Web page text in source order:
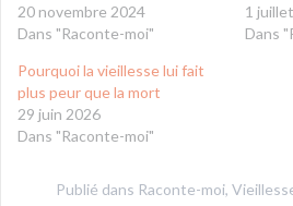
20 novembre 2024
Dans "Raconte-moi"
1
Dans
Pourquoi la vieillesse lui fait
plus peur que la mort
29 juin 2026
Dans "Raconte-moi"
Publié dans Raconte-moi,